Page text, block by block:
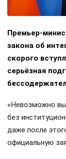
Премьер-
закона об
скорого
серьёзная
«Невозможно
без
даже после
официальную